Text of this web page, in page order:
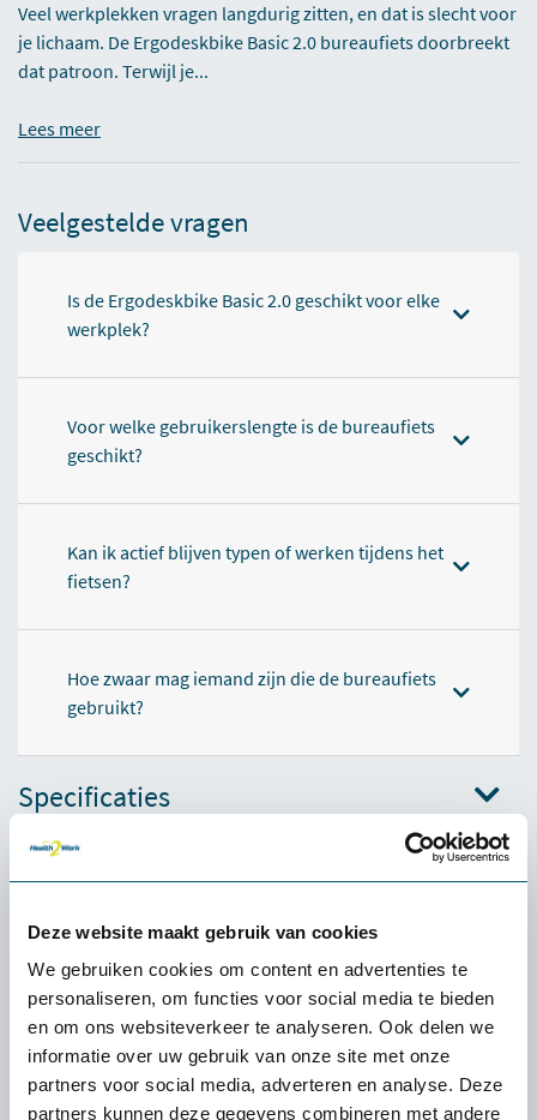
Deze website maakt gebruik van cookies
We gebruiken cookies om content en advertenties te
personaliseren, om functies voor social media te bieden
en om ons websiteverkeer te analyseren. Ook delen we
informatie over uw gebruik van onze site met onze
partners voor social media, adverteren en analyse. Deze
partners kunnen deze gegevens combineren met andere
Veel werkplekken vragen langdurig zitten, en dat is slecht voor
je lichaam. De Ergodeskbike Basic 2.0 bureaufiets doorbreekt
dat patroon. Terwijl je...
Lees meer
Veelgestelde vragen
Is de Ergodeskbike Basic 2.0 geschikt voor elke
werkplek?
Voor welke gebruikerslengte is de bureaufiets
geschikt?
Kan ik actief blijven typen of werken tijdens het
fietsen?
Hoe zwaar mag iemand zijn die de bureaufiets
gebruikt?
Specificaties
Relevante producten